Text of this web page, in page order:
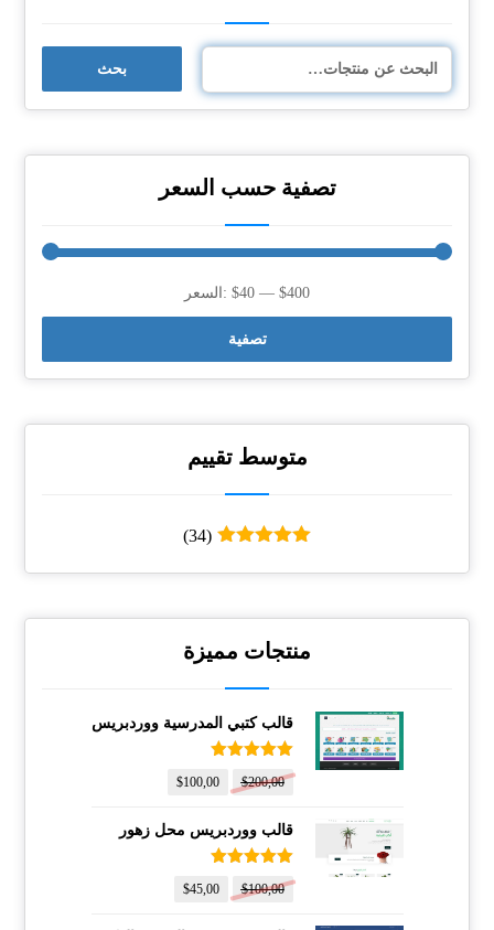
بحث
تصفية حسب السعر
تصفية
السعر: $40 — $400
متوسط ​​تقييم
من 5
(34)
منتجات مميزة
قالب كتبي المدرسية ووردبريس
تم التقييم
5.00من 5
$200,00
$100,00
قالب ووردبريس محل زهور
تم التقييم
5.00من 5
$100,00
$45,00